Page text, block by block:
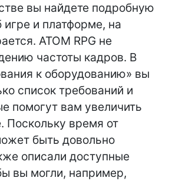
вы найдете подробную
и платформе, на
ATOM RPG не
частоты кадров. В
к оборудованию» вы
список требований и
помогут вам увеличить
Поскольку время от
быть довольно
описали доступные
вы могли, например,